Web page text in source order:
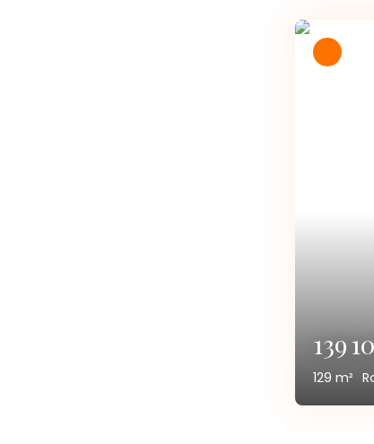
139
129 m²